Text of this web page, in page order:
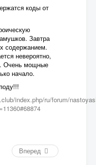
коды от
Завтра
содержанием.
невероятно,
Очень мощные
начало.
index.php/ru/forum/
Вперед